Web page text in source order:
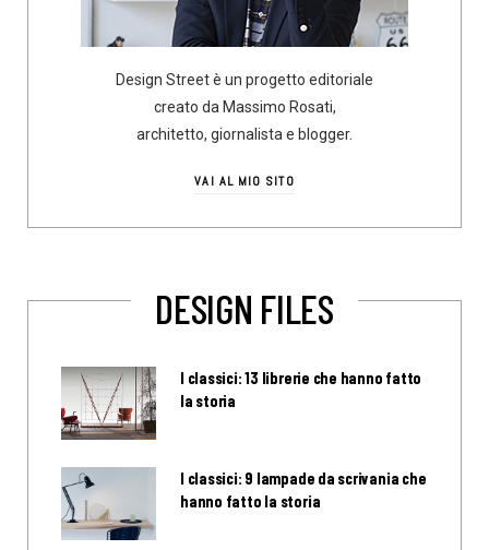
Design Street è un progetto editoriale
creato da Massimo Rosati,
architetto, giornalista e blogger.
VAI AL MIO SITO
DESIGN FILES
I classici: 13 librerie che hanno fatto
la storia
I classici: 9 lampade da scrivania che
hanno fatto la storia